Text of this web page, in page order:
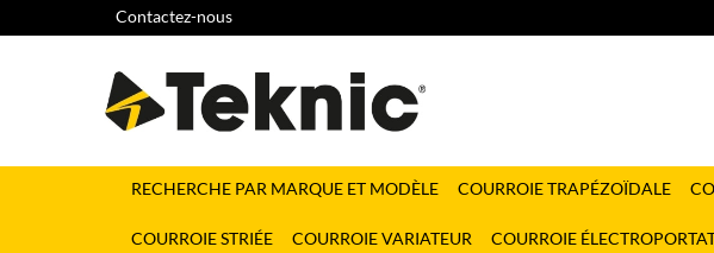
Contactez-nous
RECHERCHE PAR MARQUE ET MODÈLE COURROIE TRAPÉZOÏDALE
COURROIE STRIÉE COURROIE VARIATEUR COURROIE